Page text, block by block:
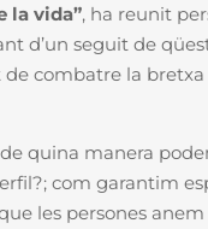
la vida”, ha reunit
d’un seguit de
de combatre la
quina manera
com garantim
les persones